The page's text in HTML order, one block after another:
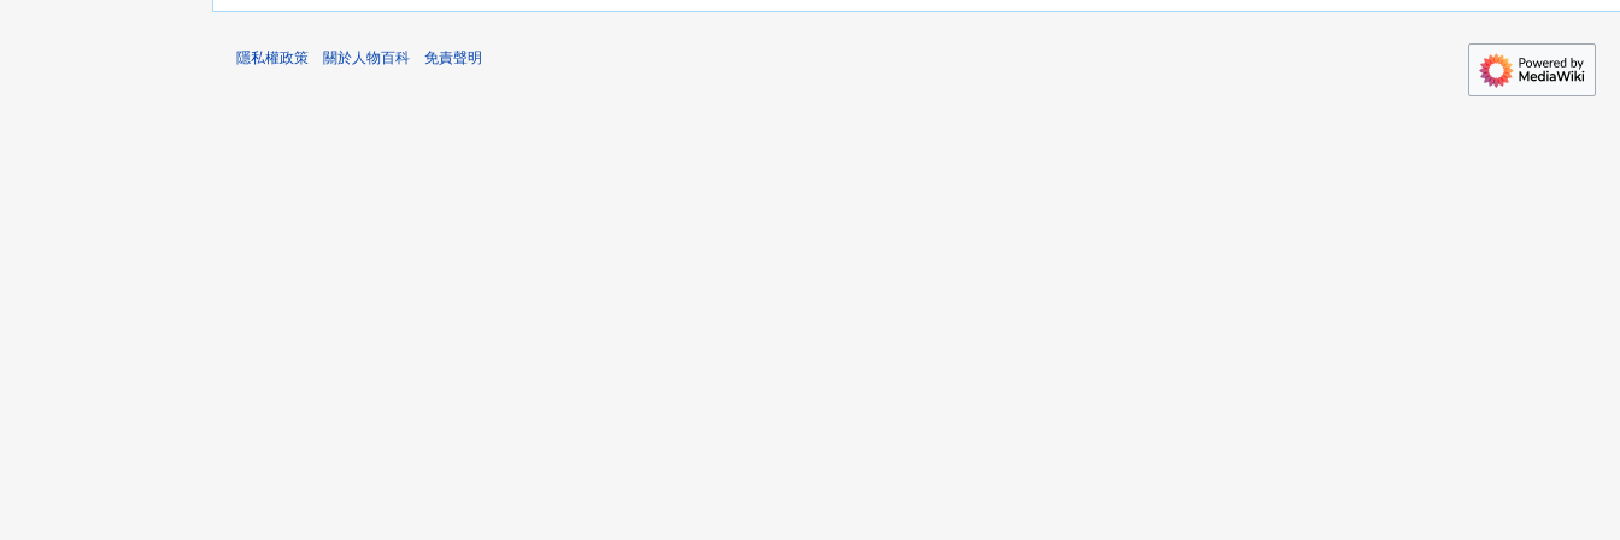
隱私權政策 關於人物百科 免責聲明